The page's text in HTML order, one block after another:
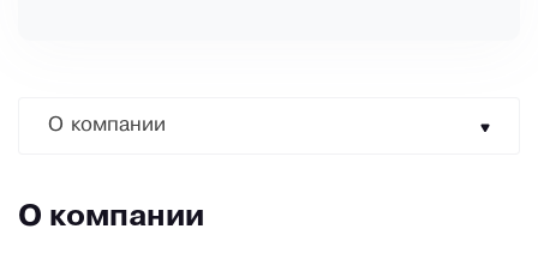
О компании
О компании